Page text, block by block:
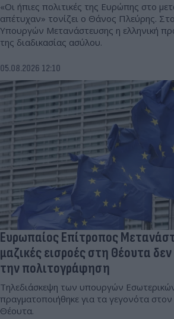
«Οι ήπιες πολιτικές της Ευρώπης στο
απέτυχαν» τονίζει ο Θάνος Πλεύρης.
Υπουργών Μετανάστευσης η ελληνική
της διαδικασίας ασύλου.
05.08.2026 12:10
Ευρωπαίος Επίτροπος
μαζικές εισροές στη Θέουτα
την πολιτογράφηση
Τηλεδιάσκεψη των υπουργών
πραγματοποιήθηκε για τα γεγονότα
Θέουτα.